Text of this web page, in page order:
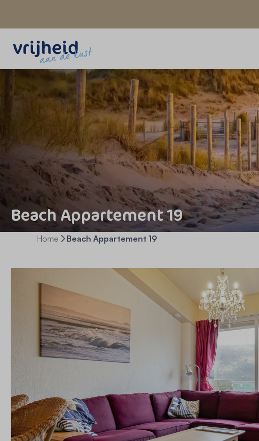
Beach Appartement 19
Home Beach Appartement 19